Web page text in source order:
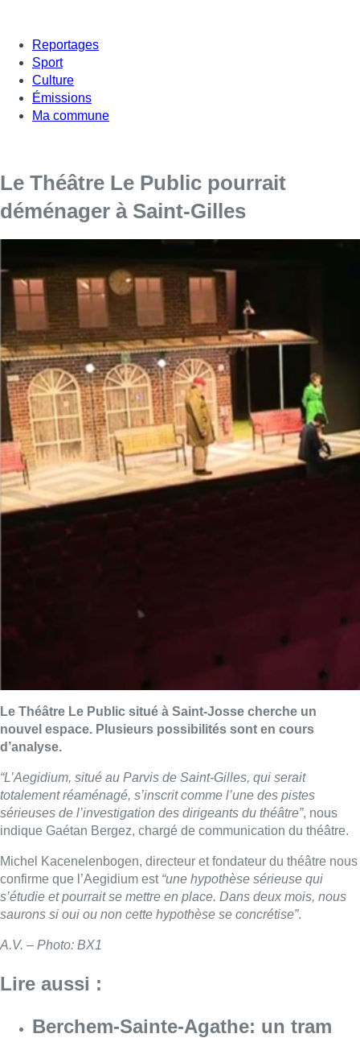
Reportages
Sport
Culture
Émissions
Ma commune
Le Théâtre Le Public pourrait
déménager à Saint-Gilles
Le Théâtre Le Public situé à Saint-Josse cherche un
nouvel espace. Plusieurs possibilités sont en cours
d’analyse.
“L’Aegidium, situé au Parvis de Saint-Gilles, qui serait
totalement réaménagé, s’inscrit comme l’une des pistes
sérieuses de l’investigation des dirigeants du théâtre”, nous
indique Gaétan Bergez, chargé de communication du théâtre.
Michel Kacenelenbogen, directeur et fondateur du théâtre nous
confirme que l’Aegidium est “une hypothèse sérieuse qui
s’étudie et pourrait se mettre en place. Dans deux mois, nous
saurons si oui ou non cette hypothèse se concrétise”.
A.V. – Photo: BX1
Lire aussi :
Berchem-Sainte-Agathe: un tram